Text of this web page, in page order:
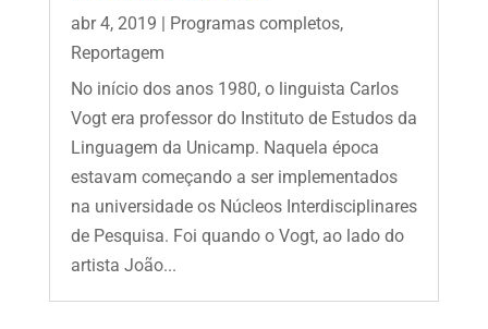
abr 4, 2019 | Programas completos,
Reportagem
No início dos anos 1980, o linguista Carlos
Vogt era professor do Instituto de Estudos da
Linguagem da Unicamp. Naquela época
estavam começando a ser implementados
na universidade os Núcleos Interdisciplinares
de Pesquisa. Foi quando o Vogt, ao lado do
artista João...